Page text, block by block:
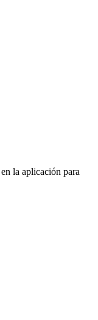
la aplicación para